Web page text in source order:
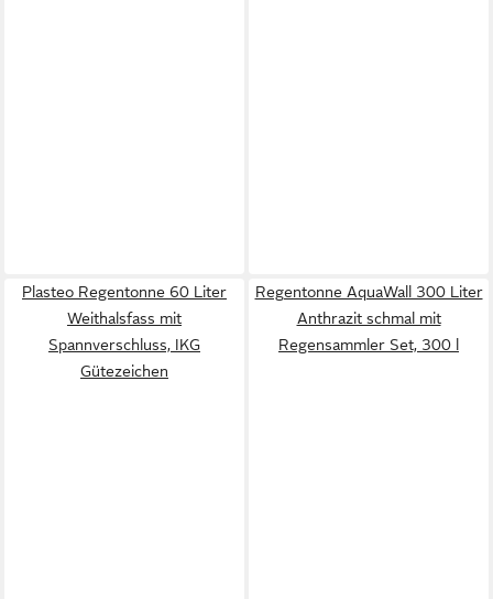
Plasteo Regentonne 60 Liter
Weithalsfass mit
Spannverschluss, IKG
Gütezeichen
Regentonne AquaWall 300 Liter
Anthrazit schmal mit
Regensammler Set, 300 l